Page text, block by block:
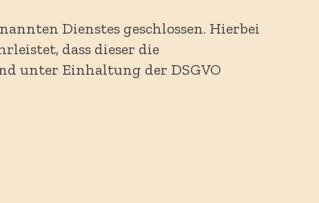
Dienstes geschlossen. Hierbei
dass dieser die
unter Einhaltung der DSGVO